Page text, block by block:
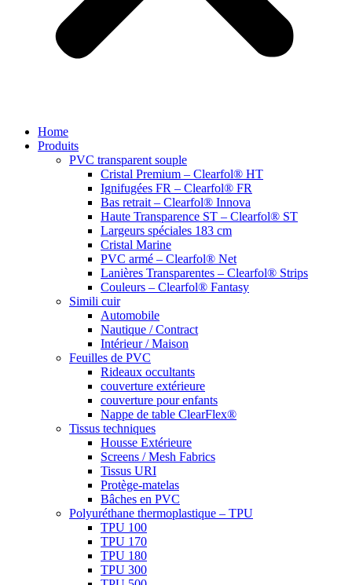
Home
Produits
PVC transparent souple
Cristal Premium – Clearfol® HT
Ignifugées FR – Clearfol® FR
Bas retrait – Clearfol® Innova
Haute Transparence ST – Clearfol® ST
Largeurs spéciales 183 cm
Cristal Marine
PVC armé – Clearfol® Net
Lanières Transparentes – Clearfol® Strips
Couleurs – Clearfol® Fantasy
Simili cuir
Automobile
Nautique / Contract
Intérieur / Maison
Feuilles de PVC
Rideaux occultants
couverture extérieure
couverture pour enfants
Nappe de table ClearFlex®
Tissus techniques
Housse Extérieure
Screens / Mesh Fabrics
Tissus URI
Protège-matelas
Bâches en PVC
Polyuréthane thermoplastique – TPU
TPU 100
TPU 170
TPU 180
TPU 300